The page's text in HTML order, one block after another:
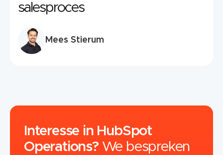
salesproces
Mees Stierum
Interesse in HubSpot
Operations?We bespreken